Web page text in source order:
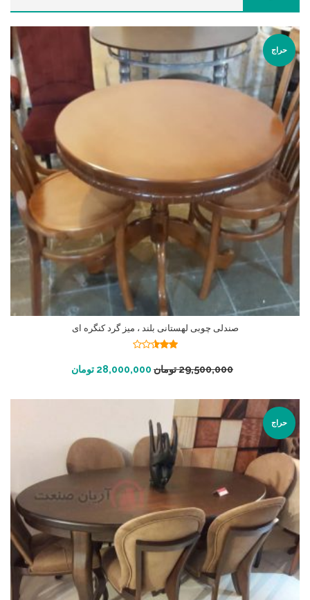
حراج
صندلی چوبی لهستانی بلند ، میز گرد کنگره ای
از 5 29,500,000تومان 28,000,000 تومان افزودن به سبد خرید
حراج